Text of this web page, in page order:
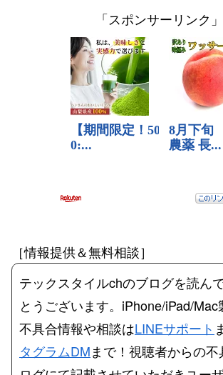
「スポンサーリンク」
［情報提供＆無料相談］
テックスタイルchのブログを読ん
とうございます。iPhone/iPad/Mac
不具合情報や相談はLINEサポート
タグラムDMまで！視聴者からの